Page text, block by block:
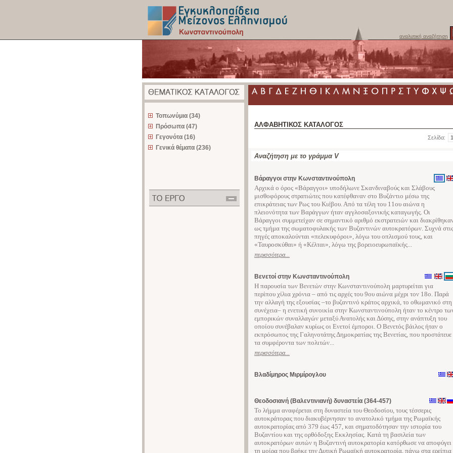
αναλυτική αναζήτηση
Τοπωνύμια (34)
Πρόσωπα (47)
Γεγονότα (16)
Γενικά θέματα (236)
ΑΛΦΑΒΗΤΙΚΟΣ ΚΑΤΑΛΟΓΟΣ
Σελίδα: 1
Αναζήτηση με το γράμμα V
Βάραγγοι στην Κωνσταντινούπολη
Αρχικά ο όρος «Βάραγγοι» υποδήλωνε Σκανδιναβούς και Σλάβους
μισθοφόρους στρατιώτες που κατέφθαναν στο Βυζάντιο μέσω της
επικράτειας των Ρως του Κιέβου. Από τα τέλη του 11ου αιώνα η
πλειονότητα των Βαράγγων ήταν αγγλοσαξονικής καταγωγής. Οι
Βάραγγοι συμμετείχαν σε σημαντικό αριθμό εκστρατειών και
ως τμήμα της σωματοφυλακής των Βυζαντινών αυτοκρατόρων. Συχνά στις
πηγές αποκαλούνται «πελεκυφόροι», λόγω του οπλισμού τους, και
«Ταυροσκύθαι» ή «Κέλται», λόγω της βορειοευρωπαϊκής...
περισσότερα...
Βενετοί στην Κωνσταντινούπολη
Η παρουσία των Βενετών στην Κωνσταντινούπολη μαρτυρείται για
περίπου χίλια χρόνια – από τις αρχές του 9ου αιώνα μέχρι τον 18ο. Παρά
την αλλαγή της εξουσίας –το βυζαντινό κράτος αρχικά, το οθωμανικό στη
συνέχεια– η ενετική συνοικία στην Κωνσταντινούπολη ήταν το κέντρο
εμπορικών συναλλαγών μεταξύ Ανατολής και Δύσης, στην ανάπτυξη του
οποίου συνέβαλαν κυρίως οι Ενετοί έμποροι. Ο Βενετός βάιλος ήταν ο
εκπρόσωπος της Γαληνοτάτης Δημοκρατίας της Βενετίας, που προστάτευε
τα συμφέροντα των πολιτών...
περισσότερα...
Βλαδίμηρος Μιρμίρογλου
Θεοδοσιανή (Βαλεντινιανή) δυναστεία (364-457)
Το λήμμα αναφέρεται στη δυναστεία του Θεοδοσίου, τους τέσσερις
αυτοκράτορας που διακυβέρνησαν το ανατολικό τμήμα της Ρωμαϊκής
αυτοκρατορίας από 379 έως 457, και σηματοδότησαν την ιστορία του
Βυζαντίου και της ορθόδοξης Εκκλησίας. Κατά τη βασιλεία των
αυτοκρατόρων αυτών η Βυζαντινή αυτοκρατορία κατόρθωσε να αποφύγει
τη μοίρα που βρήκε την Δυτική Ρωμαϊκή αυτοκρατορία, πάνω στα ερείπια